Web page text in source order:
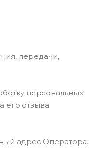
передачи,
персональных
его отзыва
адрес Оператора.